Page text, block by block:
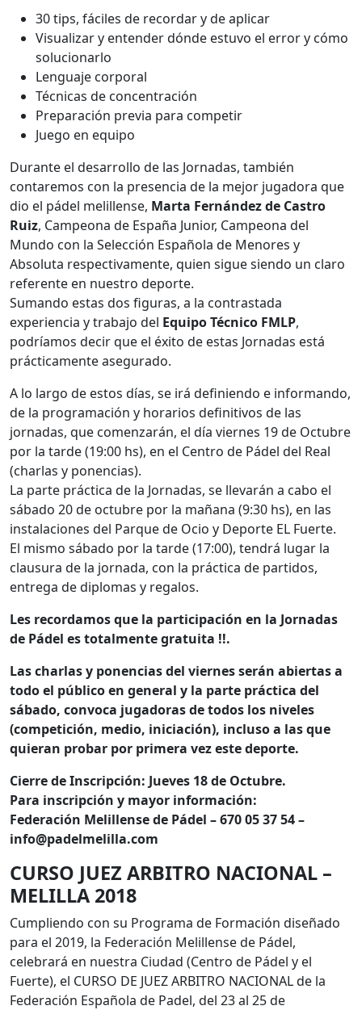
30 tips, fáciles de recordar y de aplicar
Visualizar y entender dónde estuvo el error y cómo
solucionarlo
Lenguaje corporal
Técnicas de concentración
Preparación previa para competir
Juego en equipo
Durante el desarrollo de las Jornadas, también
contaremos con la presencia de la mejor jugadora que
dio el pádel melillense, Marta Fernández de Castro
Ruiz, Campeona de España Junior, Campeona del
Mundo con la Selección Española de Menores y
Absoluta respectivamente, quien sigue siendo un claro
referente en nuestro deporte.
Sumando estas dos figuras, a la contrastada
experiencia y trabajo del Equipo Técnico FMLP,
podríamos decir que el éxito de estas Jornadas está
prácticamente asegurado.
A lo largo de estos días, se irá definiendo e informando,
de la programación y horarios definitivos de las
jornadas, que comenzarán, el día viernes 19 de Octubre
por la tarde (19:00 hs), en el Centro de Pádel del Real
(charlas y ponencias).
La parte práctica de la Jornadas, se llevarán a cabo el
sábado 20 de octubre por la mañana (9:30 hs), en las
instalaciones del Parque de Ocio y Deporte EL Fuerte.
El mismo sábado por la tarde (17:00), tendrá lugar la
clausura de la jornada, con la práctica de partidos,
entrega de diplomas y regalos.
Les recordamos que la participación en la Jornadas
de Pádel es totalmente gratuita !!.
Las charlas y ponencias del viernes serán abiertas a
todo el público en general y la parte práctica del
sábado, convoca jugadoras de todos los niveles
(competición, medio, iniciación), incluso a las que
quieran probar por primera vez este deporte.
Cierre de Inscripción: Jueves 18 de Octubre.
Para inscripción y mayor información:
Federación Melillense de Pádel – 670 05 37 54 –
info@padelmelilla.com
CURSO JUEZ ARBITRO NACIONAL –
MELILLA 2018
Cumpliendo con su Programa de Formación diseñado
para el 2019, la Federación Melillense de Pádel,
celebrará en nuestra Ciudad (Centro de Pádel y el
Fuerte), el CURSO DE JUEZ ARBITRO NACIONAL de la
Federación Española de Padel, del 23 al 25 de